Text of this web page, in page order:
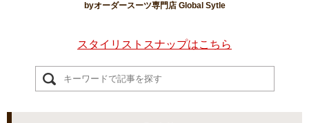
byオーダースーツ専門店 Global Sytle
スタイリストスナップはこちら